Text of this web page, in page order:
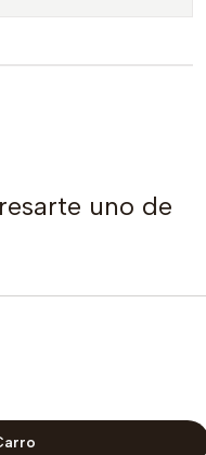
uno de